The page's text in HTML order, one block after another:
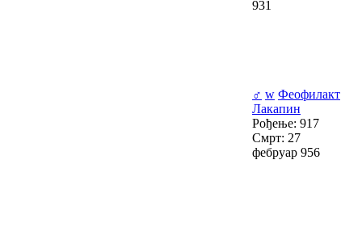
931
♂ w Феофилакт
Лакапин
Рођење: 917
Смрт: 27
фебруар 956